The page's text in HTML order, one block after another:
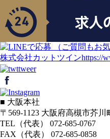
株式会社カットツインhttps://
■ 大阪本社
〒569-1123 大阪府高槻市芥
TEL（代表） 072-685-0767
FAX（代表） 072-685-0858